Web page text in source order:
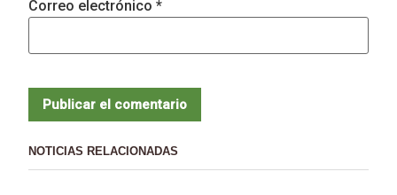
Correo electrónico *
NOTICIAS RELACIONADAS